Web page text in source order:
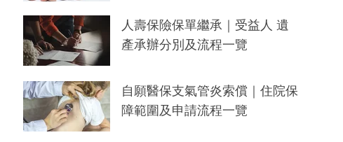
人壽保險保單繼承｜受益人 遺
產承辦分別及流程一覽
自願醫保支氣管炎索償｜住院保
障範圍及申請流程一覽